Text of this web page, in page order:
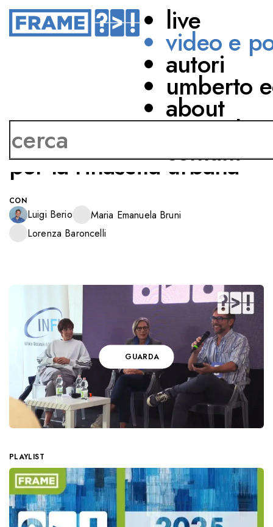
live
video e
autori
umberto
about
network
contatti
LA CULTURA CAMBIA
LE CITTÀ
Ispirazione e creatività
per la rinascita urbana
CON
Luigi Berio
Maria Emanuela Bruni
Lorenza Baroncelli
GUARDA
PLAYLIST